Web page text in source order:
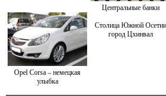
Центральные банки
Opel Corsa – немецкая
улыбка
Столица Южной Осетии
город Цхинвал